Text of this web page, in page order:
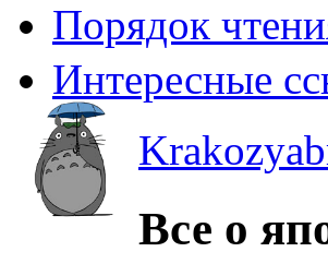
Порядок
Интересные
Все о